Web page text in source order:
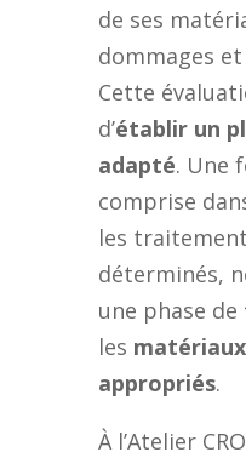
de ses
dommages
Cette
d’établir un
adapté. Une
comprise
les
déterminés,
une phase de
les
appropriés.
À l’Atelier